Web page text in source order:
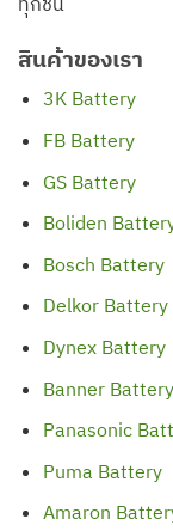
สินค้าของเรา
3K Battery
FB Battery
GS Battery
Boliden
Bosch Battery
Delkor Battery
Dynex Battery
Banner Battery
Panasonic
Puma Battery
Amaron